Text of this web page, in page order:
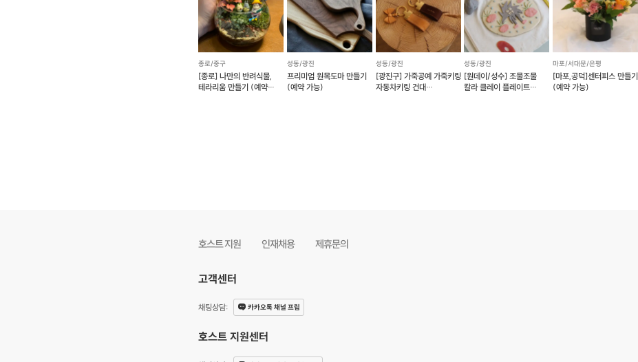
프립에서 결제 후 발송되는 호스트 연락처로
수강을 원하시는 날짜 및 시간, 인원을 알려주세요.
문자메세지로 남겨주세요 : )
확인 후 일정 조율 드리겠습니다.
구매 전 문의 사항은 하단의 1:1 문의하기 창을 사용해주세요.
종로/중구
[종로] 나만의 반려식물,
테라리움 만들기 (예약
성동/광진
프리미엄 원목도마 만들기
(예약 가능)
성동/광진
[광진구] 가죽공예 가죽키링
자동차키링 건대
성동/광진
[원데이/성수] 조물조물
칼라 클레이 플레이트
마포/서대문/은평
[마포,공덕]센터피스 만들기
(예약 가능)
호스트 지원 인재채용 제휴문의
고객센터
채팅상담: 카카오톡 채널 프립
호스트 지원센터